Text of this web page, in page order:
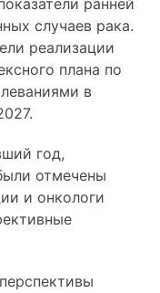
ранней
случаев рака.
реализации
плана по
в
год,
отмечены
и онкологи